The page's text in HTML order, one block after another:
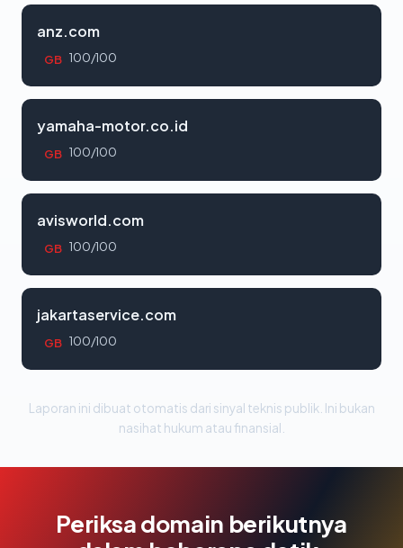
anz.com
GB 100/100
yamaha-motor.co.id
GB 100/100
avisworld.com
GB 100/100
jakartaservice.com
GB 100/100
Laporan ini dibuat otomatis dari sinyal teknis publik. Ini bukan
nasihat hukum atau finansial.
Periksa domain berikutnya